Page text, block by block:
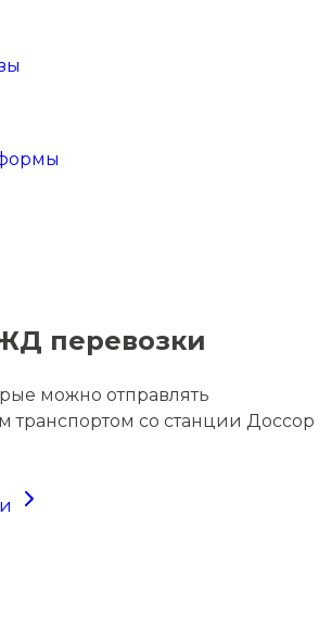
перевозки
можно отправлять
со станции Доссор